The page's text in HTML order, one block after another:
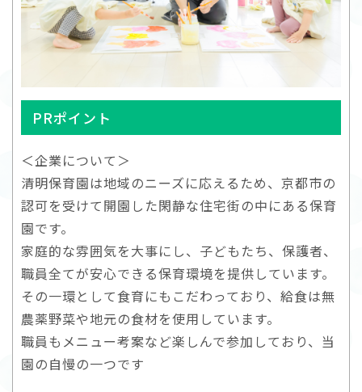
PRポイント
＜企業について＞
清明保育園は地域のニーズに応えるため、京都市の
認可を受けて開園した閑静な住宅街の中にある保育
園です。
家庭的な雰囲気を大事にし、子どもたち、保護者、
職員全てが安心できる保育環境を提供しています。
その一環として食育にもこだわっており、給食は無
農薬野菜や地元の食材を使用しています。
職員もメニュー考案など楽しんで参加しており、当
園の自慢の一つです